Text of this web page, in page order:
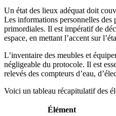
Un état des lieux adéquat doit
Les informations personnelles des
primordiales. Il est impératif de
espace, en mettant l’accent sur
L’inventaire des meubles et
négligeable du protocole. Il est
relevés des compteurs d’eau,
Voici un tableau récapitulatif des
Élément